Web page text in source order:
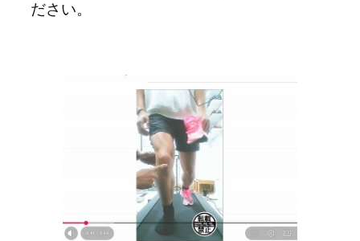
ださい。